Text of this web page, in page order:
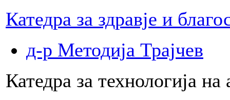
Катедра за здравје и
д-р Методија Трајчев
Катедра за технологија